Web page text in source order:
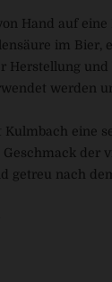
Hand auf
im
Herstellung
werden
eine
nach